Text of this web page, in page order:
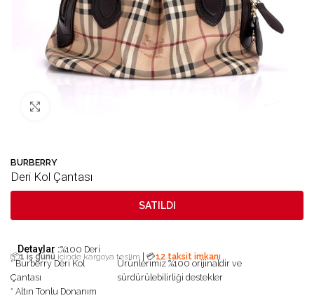
BURBERRY
Deri Kol Çantası
SATILDI
Detaylar :%100 Deri
📦1 iş günü içinde kargoya teslim 💳12 taksit imkanı
* Burberry Deri Kol
Çantası
* Altın Tonlu Donanım
Ürünlerimiz %100 orijinaldir ve
sürdürülebilirliği destekler